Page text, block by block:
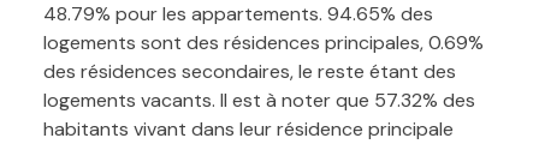
48.79% pour les appartements. 94.65% des
logements sont des résidences principales, 0.69%
des résidences secondaires, le reste étant des
logements vacants. Il est à noter que 57.32% des
habitants vivant dans leur résidence principale